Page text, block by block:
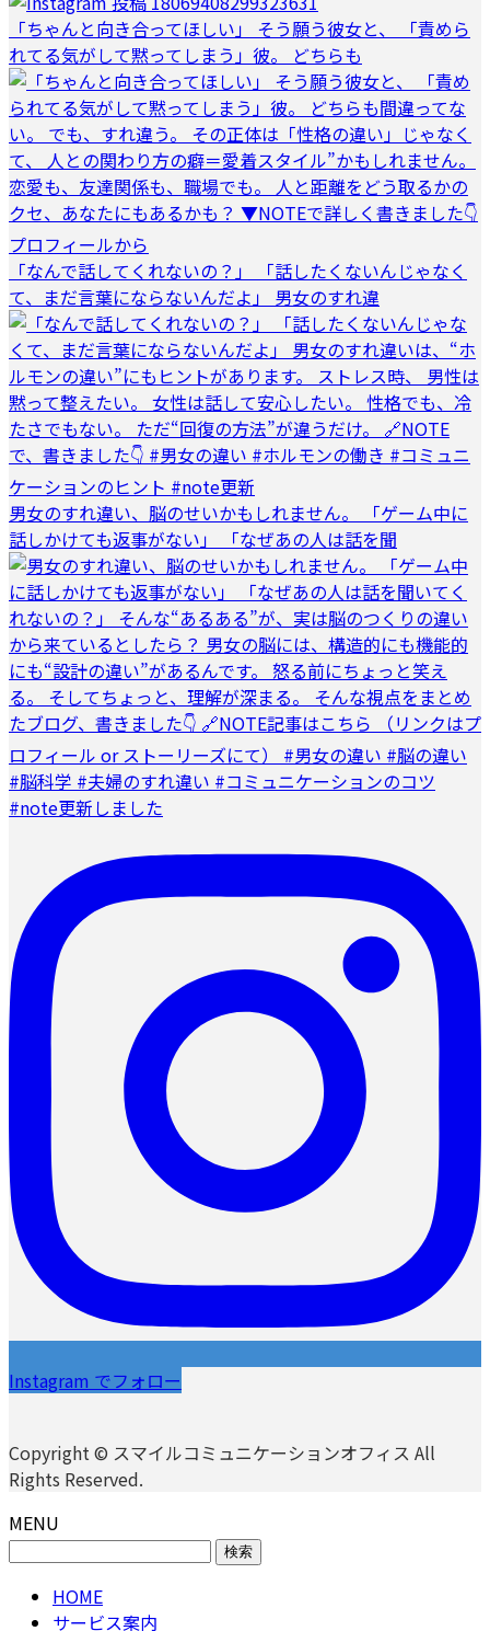
「ちゃんと向き合ってほしい」 そう願う彼女と、 「責めら
れてる気がして黙ってしまう」彼。 どちらも
「なんで話してくれないの？」 「話したくないんじゃなく
て、まだ言葉にならないんだよ」 男女のすれ違
男女のすれ違い、脳のせいかもしれません。 「ゲーム中に
話しかけても返事がない」 「なぜあの人は話を聞
Instagram でフォロー
Copyright © スマイルコミュニケーションオフィス All
Rights Reserved.
MENU
検
HOME
サービス案内